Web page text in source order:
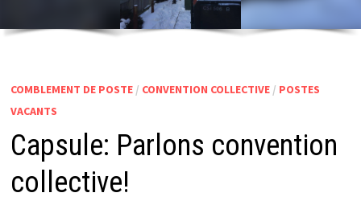
COMBLEMENT DE POSTE/ CONVENTION COLLECTIVE/ POSTES
VACANTS
Capsule: Parlons convention
collective!